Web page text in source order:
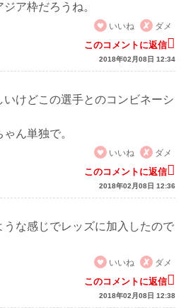
ア枠だろうね。
いいね
ダメ
このコメントに返信
2018年02月08日 12:34
けどこの選手とのコンビネーシ
ん単独で。
いいね
ダメ
このコメントに返信
2018年02月08日 12:36
な感じでレッズに加入したので
いいね
ダメ
このコメントに返信
2018年02月08日 12:38